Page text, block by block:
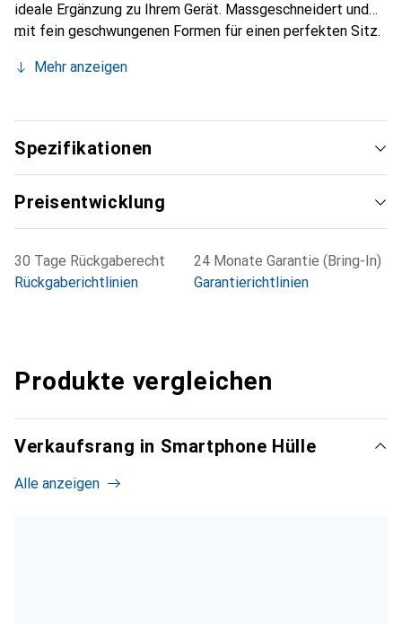
ideale Ergänzung zu Ihrem Gerät. Massgeschneidert und
mit fein geschwungenen Formen für einen perfekten Sitz.
Smartphone. Die Marke Noreve ist international für ihre
für den anspruchsvollen Kunden.
Mehr anzeigen
Spezifikationen
Preisentwicklung
30 Tage Rückgaberecht
Rückgaberichtlinien
24 Monate Garantie (Bring-In)
Garantierichtlinien
Produkte vergleichen
Verkaufsrang in Smartphone Hülle
Alle anzeigen